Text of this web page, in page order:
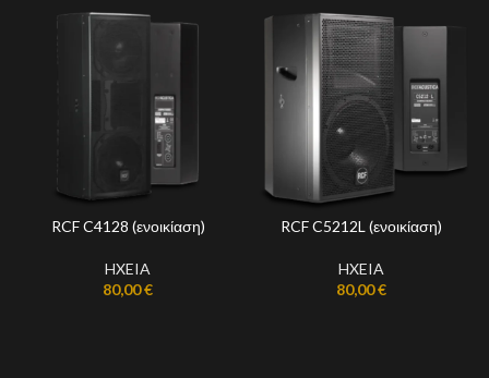
RCF C4128 (ενοικίαση)
HXEIA
80,00€
RCF C5212L (ενοικίαση)
HXEIA
80,00€